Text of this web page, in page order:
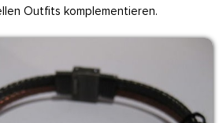
Outfits komplementieren.